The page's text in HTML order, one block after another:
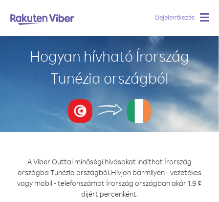
Bejelentkezés
Hogyan hívható Írország
Tunézia országból
A Viber Outtal minőségi hívásokat indíthat Írország
országba Tunézia országból.Hívjon bármilyen - vezetékes
vagy mobil - telefonszámot Írország országban akár 1.9 ¢
díjért percenként.